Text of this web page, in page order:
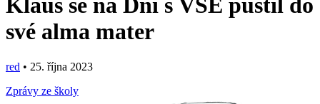
Klaus se na Dni s VŠE pustil do
své alma mater
red • 25. října 2023
Zprávy ze školy